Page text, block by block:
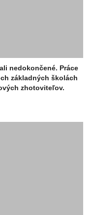
nedokončené. Práce
základných školách
zhotoviteľov.